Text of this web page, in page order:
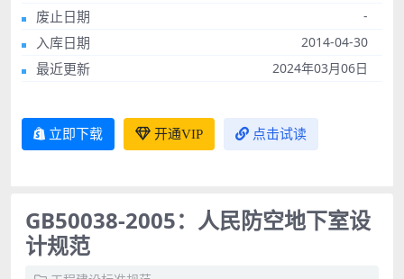
废止日期 -
入库日期 2014-04-30
最近更新 2024年03月06日
立即下载 开通VIP 点击试读
GB50038-2005：人民防空地下室设
计规范